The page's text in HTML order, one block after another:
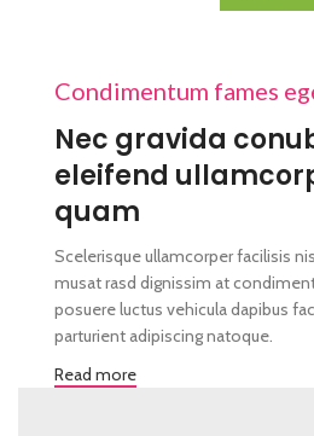
Condimentum fames
Nec gravida
eleifend
quam
Scelerisque ullamcorper facilisis
musat rasd dignissim at
posuere luctus vehicula dapibus
parturient adipiscing natoque.
Read more